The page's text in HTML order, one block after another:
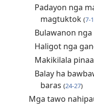
Padayon nga
magtuktok (7-
Bulawanon
Haligot nga
Makikilala
Balay ha
baras (24-27)
Mga tawo